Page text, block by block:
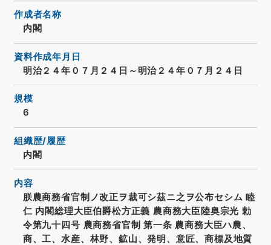
作成者名称
内閣
資料作成年月日
明治２４年０７月２４日～明治２４年０７月２４日
規模
6
組織歴/履歴
内閣
内容
朕農商務省官制ノ改正ヲ裁可シ茲ニ之ヲ公布セシム 睦
仁 内閣総理大臣伯爵松方正義 農商務大臣陸奥宗光 勅
令第九十四号 農商務省官制 第一条 農商務大臣ハ農、
商、工、水産、林野、鉱山、発明、意匠、商標及地質